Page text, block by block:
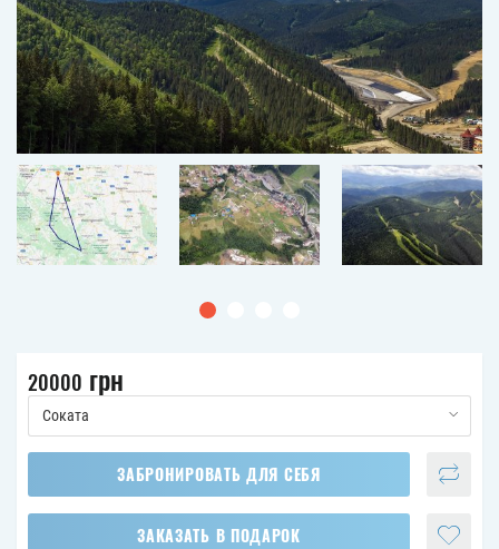
20000 грн
Соката
ЗАБРОНИРОВАТЬ ДЛЯ СЕБЯ
ЗАКАЗАТЬ В ПОДАРОК